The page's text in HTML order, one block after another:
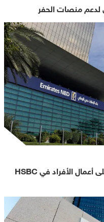
لدعم منصات الحفر
الإمارات دبي الوطني مصر يستحوذ على أعمال الأفراد في HSBC